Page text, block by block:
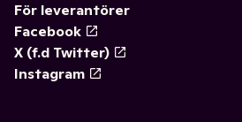
För leverantörer
Facebook
X (f.d Twitter)
Instagram